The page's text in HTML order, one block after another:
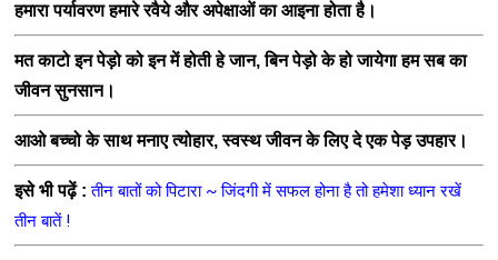
हमारा पर्यावरण हमारे रवैये और अपेक्षाओं का आइना होताहै ।
मत काटो इन पेड़ो को इन में होती हे जान, बिन पेड़ो के हो जायेगा हम सब का
जीवन सुनसान ।
आओ बच्चो के साथ मनाए त्योहार, स्वस्थ जीवन के लिए दे एक पेड़ उपहार ।
इसे भी पढ़ें :तीन बातों को पिटारा ~ जिंदगी में सफल होना है तो हमेशा ध्यान रखें
तीन बातें !